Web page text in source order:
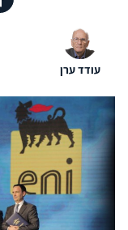
עודד ערן